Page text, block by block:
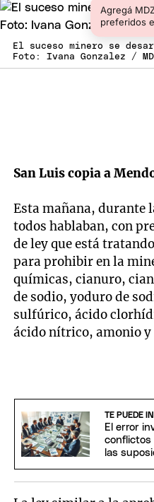
Agregá
preferidos
El suceso minero se
Foto: Ivana Gonzalez /
San Luis copia a
Esta mañana, durante
todos hablaban, con
de ley que está
para prohibir en la
químicas, cianuro,
de sodio, yoduro de
sulfúrico, ácido
ácido nítrico, amonio y
TE PUEDE
El error
conflictos
las